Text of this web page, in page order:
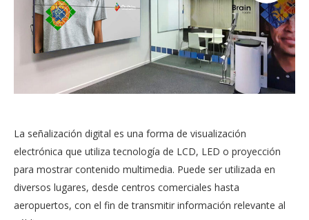
La señalización digital es una forma de visualización
electrónica que utiliza tecnología de LCD, LED o proyección
para mostrar contenido multimedia. Puede ser utilizada en
diversos lugares, desde centros comerciales hasta
aeropuertos, con el fin de transmitir información relevante al